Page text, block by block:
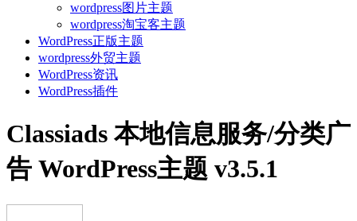
wordpress图片主题
wordpress淘宝客主题
WordPress正版主题
wordpress外贸主题
WordPress资讯
WordPress插件
Classiads 本地信息服务/分类广
告 WordPress主题 v3.5.1